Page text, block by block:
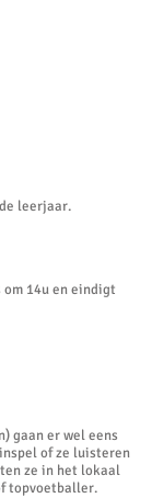
leerjaar.
14u en eindigt
gaan er wel eens
of ze luisteren
ze in het lokaal
topvoetballer.